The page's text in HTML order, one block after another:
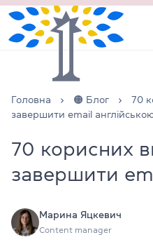
Головна 🟠 Блог
70
завершити email
70 корисних
завершити
Марина Яцкевич
Content manager